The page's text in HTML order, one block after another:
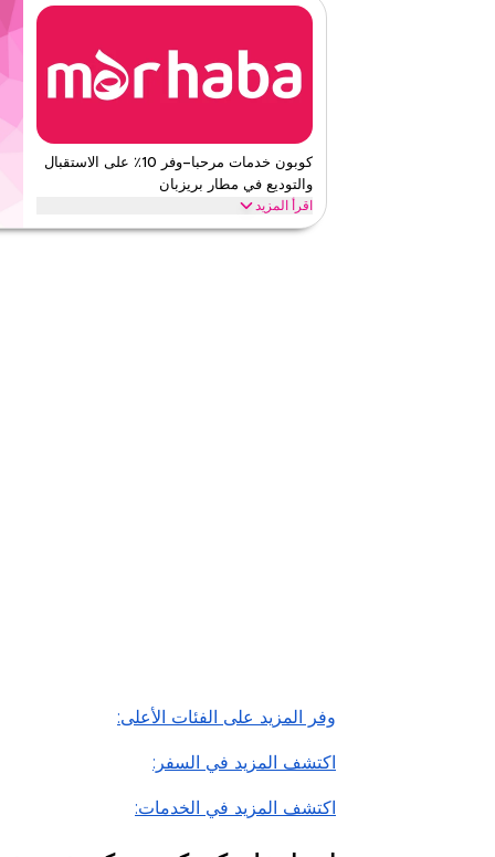
خدمات مرحبا
الحد الأدنى للطلب
ينطبق على
الفئات
على
قيّمنا
كوبون خدمات مرحبا–وفر 10٪ على الاستقبال
والتوديع في مطار بريزبان
اقرأ المزيد
وفر 10٪ على الاستقبال والتوديع من خدمات مرحبا في
وفر المزيد على الفئات الأعلى:
اكتشف المزيد في السفر:
اكتشف المزيد في الخدمات: